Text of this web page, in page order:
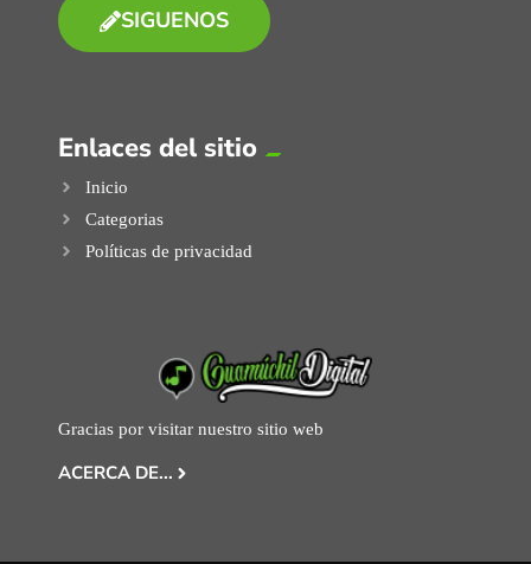
SIGUENOS
Enlaces del sitio
Inicio
Categorias
Políticas de privacidad
Gracias por visitar nuestro sitio web
ACERCA DE...